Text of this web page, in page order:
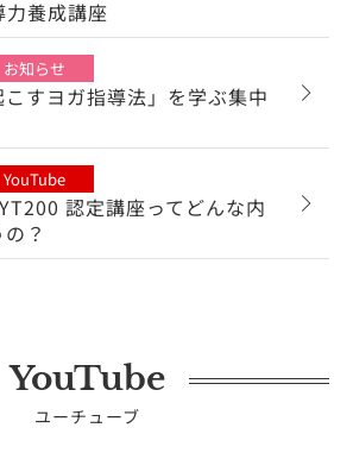
養成講座
お知らせ
すヨガ指導法」を学ぶ集中
YouTube
認定講座ってどんな内
？
YouTube
ユーチューブ